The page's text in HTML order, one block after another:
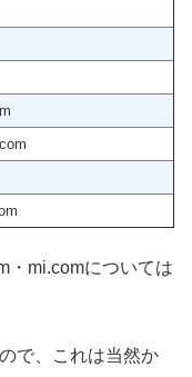
・mi.comについては
で、これは当然か